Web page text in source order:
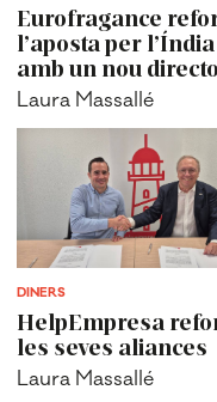
Eurofragance
l’aposta per l’Índia
amb un nou
Laura Massallé
DINERS
HelpEmpresa
les seves aliances
Laura Massallé